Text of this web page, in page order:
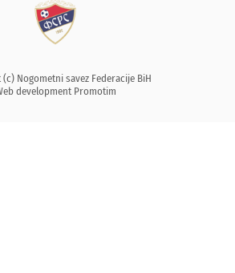
Nogometni savez Federacije BiH
development Promotim